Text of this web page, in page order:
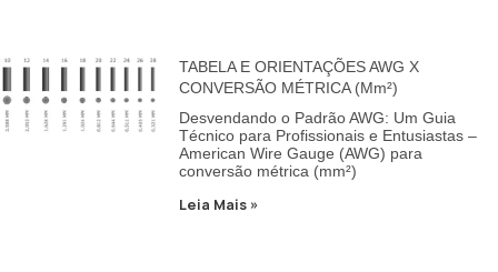
TABELA E ORIENTAÇÕES AWG X
CONVERSÃO MÉTRICA (mm²)
Desvendando o Padrão AWG: Um Guia
Técnico para Profissionais e Entusiastas –
American Wire Gauge (AWG) para
conversão métrica (mm²)
Leia Mais »